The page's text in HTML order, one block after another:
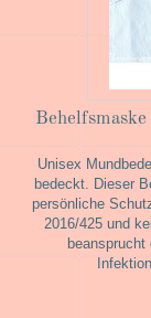
Unisex
bedeckt. Dieser
persönliche
2016/425 und
beansprucht